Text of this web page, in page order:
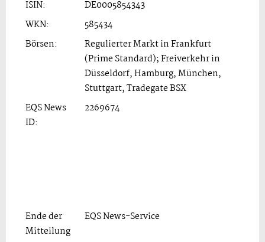
ISIN:
DE0005854343
WKN:
585434
Börsen:
Regulierter Markt in Frankfurt
(Prime Standard); Freiverkehr in
Düsseldorf, Hamburg, München,
Stuttgart, Tradegate BSX
EQS News
ID:
2269674
Ende der
Mitteilung
EQS News-Service